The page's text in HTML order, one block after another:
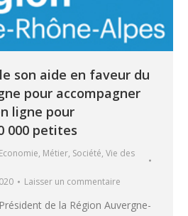
son aide en faveur du
pour accompagner
ligne pour
000 petites
Economie, Métier, Société, Vie des
Laisser un commentaire
de la Région Auvergne-